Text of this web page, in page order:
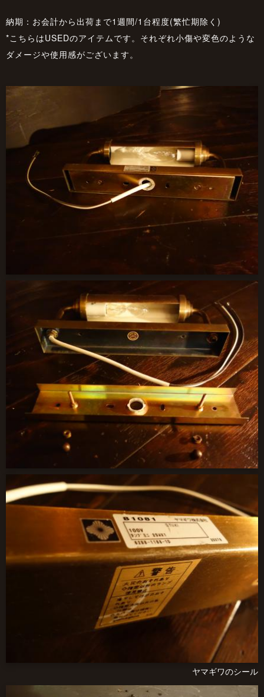
納期：お会計から出荷まで1週間/1台程度(繁忙期除く)
*こちらはUSEDのアイテムです。それぞれ小傷や変色のような
ダメージや使用感がございます。
ヤマギワのシール